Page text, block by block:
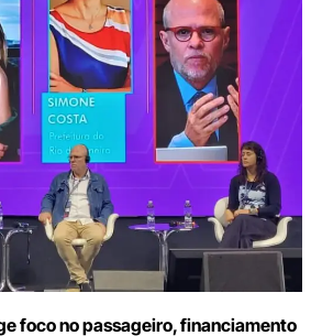
foco no passageiro, financiamento